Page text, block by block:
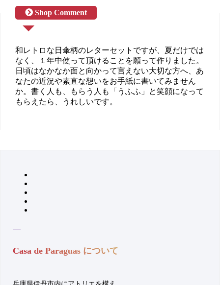
和レトロな日傘柄のレターセットですが、夏だけでは
なく、１年中使って頂けることを願って作りました。
日頃はなかなか面と向かって言えない大切な方へ、あ
なたの近況や素直な想いをお手紙に書いてみません
か。書く人も、もらう人も「うふふ」と笑顔になって
もらえたら、うれしいです。
Casa de Paraguas について